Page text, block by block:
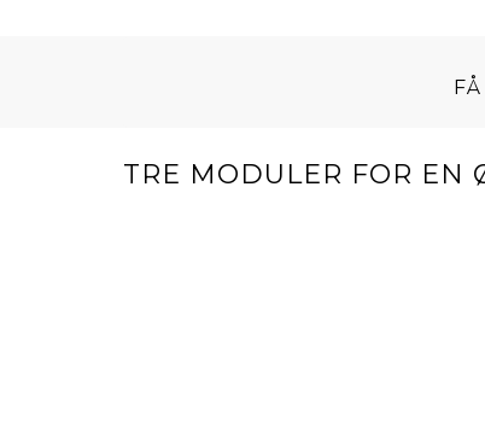
TRE MODULER FOR EN